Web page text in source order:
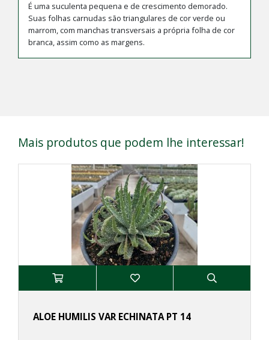
É uma suculenta pequena e de crescimento demorado.
Suas folhas carnudas são triangulares de cor verde ou
marrom, com manchas transversais a própria folha de cor
branca, assim como as margens.
Mais produtos que podem lhe interessar!
ALOE HUMILIS VAR ECHINATA PT 14